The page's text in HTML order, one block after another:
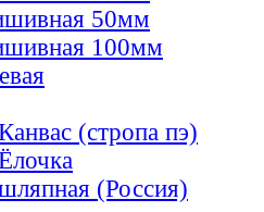
50мм
100мм
(стропа пэ)
(Россия)